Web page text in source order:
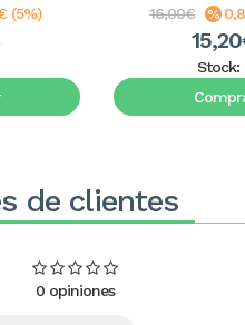
(5%) 16,00€
Stock:
de clientes
0 opiniones